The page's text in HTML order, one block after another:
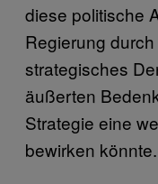
diese politische
Regierung
strategisches
äußerten
Strategie eine
bewirken könnte.